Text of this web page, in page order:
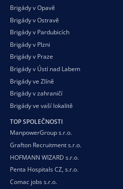
Brigády v Opavě
Brigády v Ostravě
Brigády v Pardubicích
Brigády v Plzni
Brigády v Praze
Brigády v Ústí nad Labem
Brigády ve Zlíně
Brigády v zahraničí
Brigády ve vaší lokalitě
TOP SPOLEČNOSTI
ManpowerGroup s.r.o.
Grafton Recruitment s.r.o.
HOFMANN WIZARD s.r.o.
Penta Hospitals CZ, s.r.o.
Comac jobs s.r.o.